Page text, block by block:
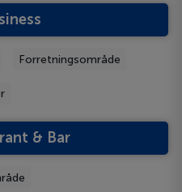
Forretningsområde
& Bar